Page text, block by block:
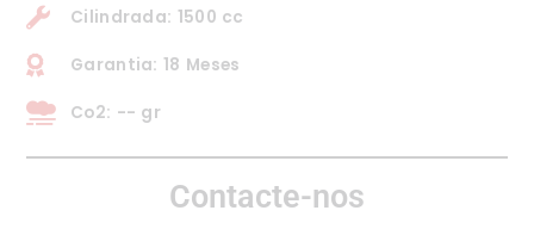
Cilindrada: 1500 cc
Garantia: 18 Meses
Co2: -- gr
Contacte-nos